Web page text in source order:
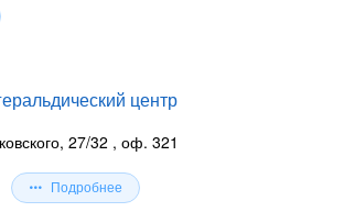
центр
27/32 , оф. 321
Подробнее